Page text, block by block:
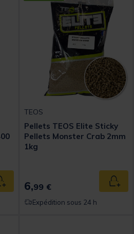
au panier
TEOS
Pellets TEOS Elite Sticky
Pellets Monster Crab 2mm
1kg
6,99 €
Expédition sous 24 h